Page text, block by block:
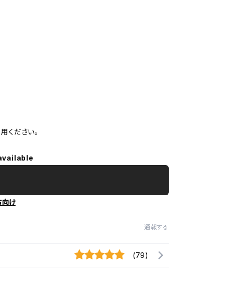
ください。
向け
通報する
(79)